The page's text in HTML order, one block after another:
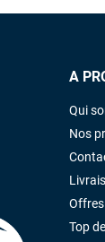
A
Qui
Nos
Top